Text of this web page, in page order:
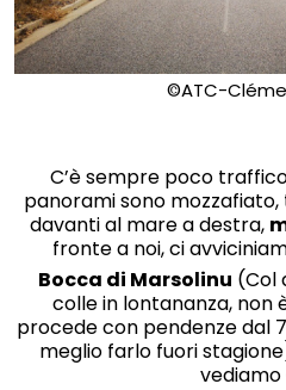
©ATC-
C’è sempre poco
panorami sono
davanti al mare a destra,
fronte a noi, ci
Bocca di Marsolinu (Col
colle in lontananza, non
procede con pendenze dal 7
meglio farlo fuori
vediamo